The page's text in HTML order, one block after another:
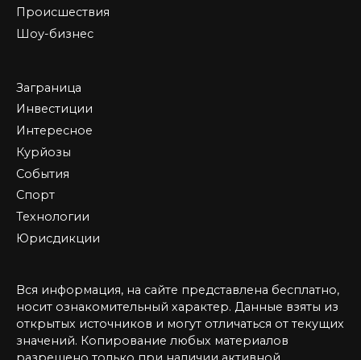
Происшествия
Шоу-бизнес
Заграница
Инвестиции
Интересное
Курйозы
События
Спорт
Технологии
Юрисдикции
Вся информация, на сайте представлена бесплатно,
носит ознакомительный характер. Данные взяты из
открытых источников и могут отличаться от текущих
значений. Копирование любых материалов